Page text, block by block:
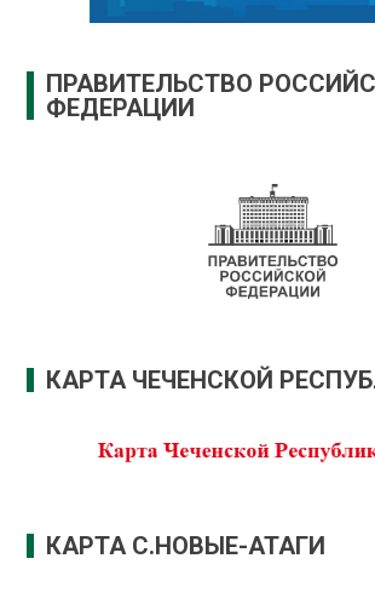
ПРАВИТЕЛЬСТВО
ФЕДЕРАЦИИ
КАРТА ЧЕЧЕНСКОЙ
КАРТА С.НОВЫЕ-АТАГИ